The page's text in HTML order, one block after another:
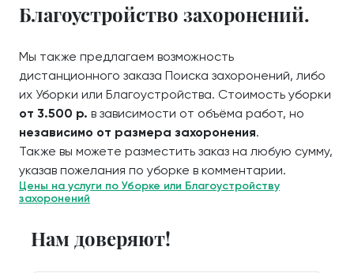
Благоустройство захоронений.
Мы также предлагаем возможность
дистанционного заказа Поиска захоронений, либо
их Уборки или Благоустройства. Стоимость уборки
от 3.500 р. в зависимости от объёма работ, но
независимо от размера захоронения.
Также вы можете разместить заказ на любую сумму,
указав пожелания по уборке в комментарии.
Цены на услуги по Уборке или Благоустройству
захоронений
Нам доверяют!